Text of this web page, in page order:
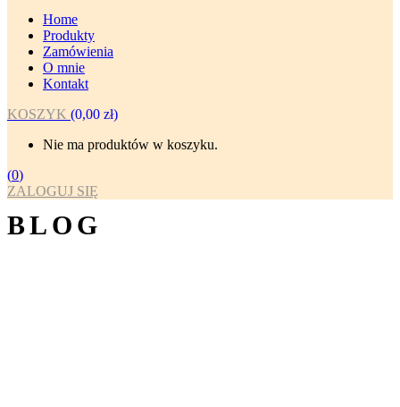
Home
Produkty
Zamówienia
O mnie
Kontakt
KOSZYK (0,00 zł)
Nie ma produktów w koszyku.
(0)
ZALOGUJ SIĘ
BLOG